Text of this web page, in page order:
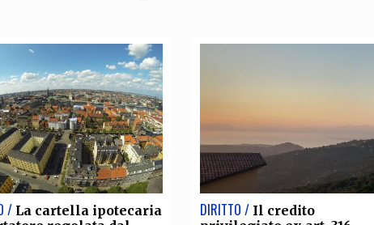
INNOVAZIONE
Scienze informatiche,
Architettura, Ingegneria
Arte,
/ La cartella ipotecaria
DIRITTO / Il credito